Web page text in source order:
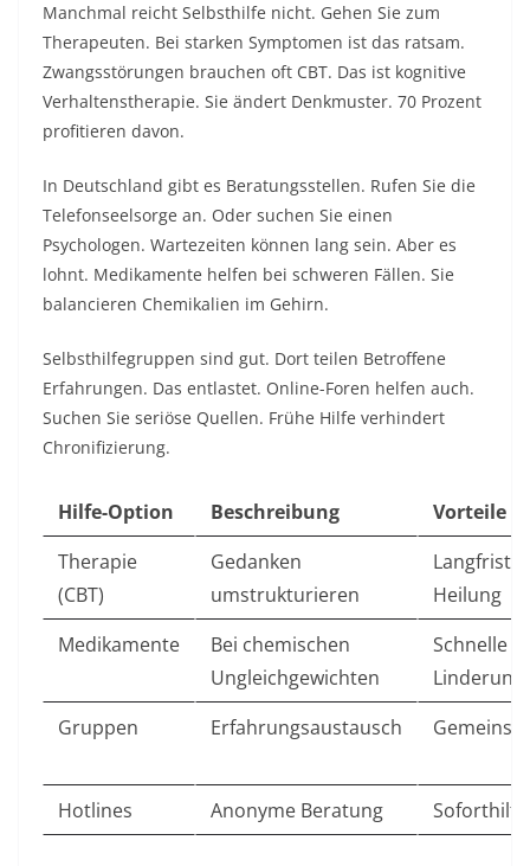
Manchmal reicht Selbsthilfe nicht. Gehen Sie zum
Therapeuten. Bei starken Symptomen ist das ratsam.
Zwangsstörungen brauchen oft CBT. Das ist kognitive
Verhaltenstherapie. Sie ändert Denkmuster. 70 Prozent
profitieren davon.​
In Deutschland gibt es Beratungsstellen. Rufen Sie die
Telefonseelsorge an. Oder suchen Sie einen
Psychologen. Wartezeiten können lang sein. Aber es
lohnt. Medikamente helfen bei schweren Fällen. Sie
balancieren Chemikalien im Gehirn.​
Selbsthilfegruppen sind gut. Dort teilen Betroffene
Erfahrungen. Das entlastet. Online-Foren helfen auch.
Suchen Sie seriöse Quellen. Frühe Hilfe verhindert
Chronifizierung.​
Hilfe-Option Beschreibung
Vorteile
Therapie
(CBT)
Gedanken
umstrukturieren
Heilung ​
Medikamente
Bei chemischen
Ungleichgewichten
Schnelle
Linderung ​
Gruppen
Erfahrungsaustausch
Hotlines
Anonyme Beratung Soforthilfe ​